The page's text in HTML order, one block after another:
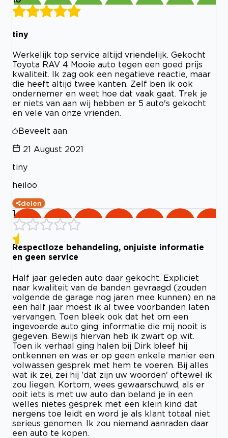
tiny
Werkelijk top service altijd vriendelijk. Gekocht
Toyota RAV 4 Mooie auto tegen een goed prijs
kwaliteit. Ik zag ook een negatieve reactie, maar
die heeft altijd twee kanten. Zelf ben ik ook
ondernemer en weet hoe dat vaak gaat. Trek je
er niets van aan wij hebben er 5 auto's gekocht
en vele van onze vrienden.
Beveelt aan
21 August 2021
tiny
heiloo
delen
1
Respectloze behandeling, onjuiste informatie
en geen service
Half jaar geleden auto daar gekocht. Expliciet
naar kwaliteit van de banden gevraagd (zouden
volgende de garage nog jaren mee kunnen) en na
een half jaar moest ik al twee voorbanden laten
vervangen. Toen bleek ook dat het om een
ingevoerde auto ging, informatie die mij nooit is
gegeven. Bewijs hiervan heb ik zwart op wit.
Toen ik verhaal ging halen bij Dirk bleef hij
ontkennen en was er op geen enkele manier een
volwassen gesprek met hem te voeren. Bij alles
wat ik zei, zei hij 'dat zijn uw woorden' oftewel ik
zou liegen. Kortom, wees gewaarschuwd, als er
ooit iets is met uw auto dan beland je in een
welles nietes gesprek met een klein kind dat
nergens toe leidt en word je als klant totaal niet
serieus genomen. Ik zou niemand aanraden daar
een auto te kopen.